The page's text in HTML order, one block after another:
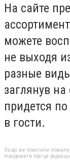
На сайте
можете
не выходя
разные
заглянув
придется
в гости.
Якщо ви помітили
повідомити про це